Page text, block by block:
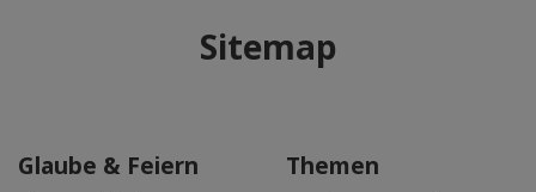
Sitemap
Glaube & Feiern Themen